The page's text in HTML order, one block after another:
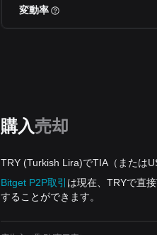
変動率
購入売却
TRY (Turkish Lira)でTIA（または
Bitget P2P取引 は現在、TRYで直
することができます。